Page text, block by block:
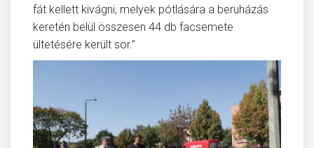
fát kellett kivágni, melyek pótlására a beruházás
keretén belül összesen 44 db facsemete
ültetésére került sor.”